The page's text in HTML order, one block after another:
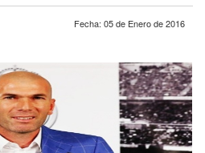
Fecha: 05 de Enero de 2016